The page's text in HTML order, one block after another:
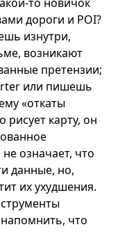
дороги и POI?
изнутри,
возникают
претензии;
или пишешь
«откаты
рисует карту, он
означает, что
данные, но,
их ухудшения.
что